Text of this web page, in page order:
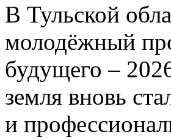
В Тульской
молодёжный
будущего –
земля вновь
и